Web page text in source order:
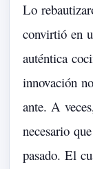
Lo
convirtió en
auténtica
innovación no
ante. A
necesario que
pasado. El